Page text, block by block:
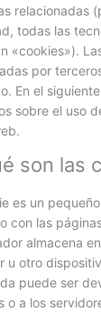
relacionadas
todas las
«cookies»).
por
En el
sobre el uso
son las
es un
con las
almacena
u otro
puede ser
o a los